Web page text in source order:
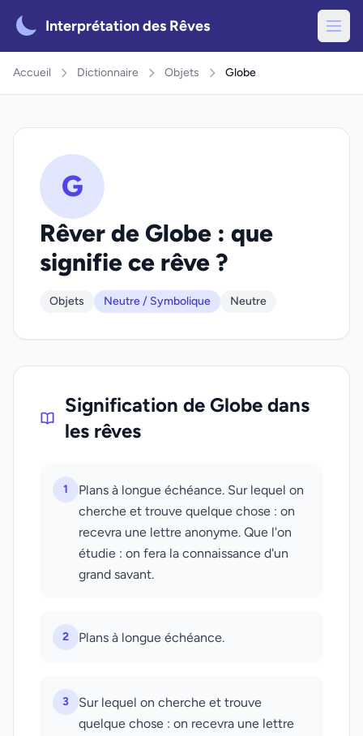
Interprétation des Rêves
Accueil Dictionnaire Objets Globe
G
Rêver de Globe : que
signifie ce rêve ?
Objets Neutre / Symbolique Neutre
Signification de Globe dans
les rêves
1
Plans à longue échéance. Sur lequel on
cherche et trouve quelque chose : on
recevra une lettre anonyme. Que l'on
étudie : on fera la connaissance d'un
grand savant.
2 Plans à longue échéance.
3
Sur lequel on cherche et trouve
quelque chose : on recevra une lettre